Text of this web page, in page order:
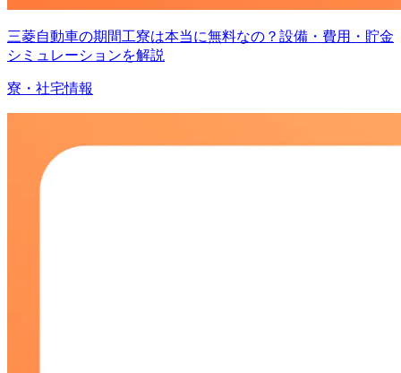
三菱自動車の期間工寮は本当に無料なの？設備・費用・貯金
シミュレーションを解説
寮・社宅情報